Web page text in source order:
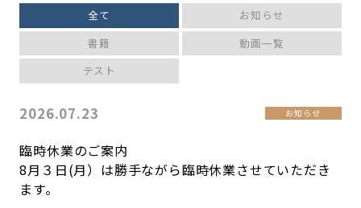
全て
お知らせ
書籍
動画一覧
テスト
2026.07.23 お知らせ
臨時休業のご案内
8月３日(月）は勝手ながら臨時休業させていただき
ます。